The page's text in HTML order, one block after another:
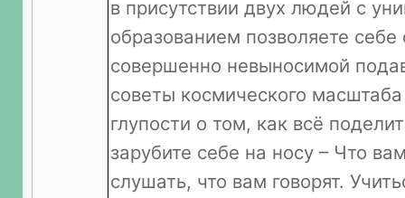
в присутствии двух людей с
образованием позволяете себе
совершенно невыносимой
советы космического
глупости о том, как всё
зарубите себе на носу – Что
слушать, что вам говорят.